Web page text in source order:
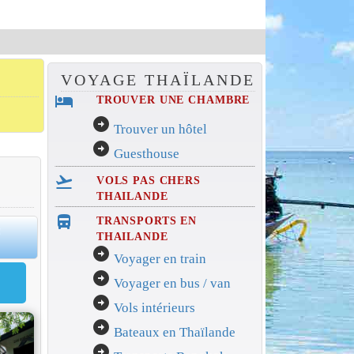
VOYAGE THAÏLANDE
hotel TROUVER UNE CHAMBRE
arrow_circle_right Trouver un hôtel
arrow_circle_right Guesthouse
flight_takeoff
VOLS PAS CHERS
THAILANDE
directions_bus_filled
TRANSPORTS EN
THAILANDE
arrow_circle_right Voyager en train
arrow_circle_right Voyager en bus / van
arrow_circle_right Vols intérieurs
arrow_circle_right Bateaux en Thaïlande